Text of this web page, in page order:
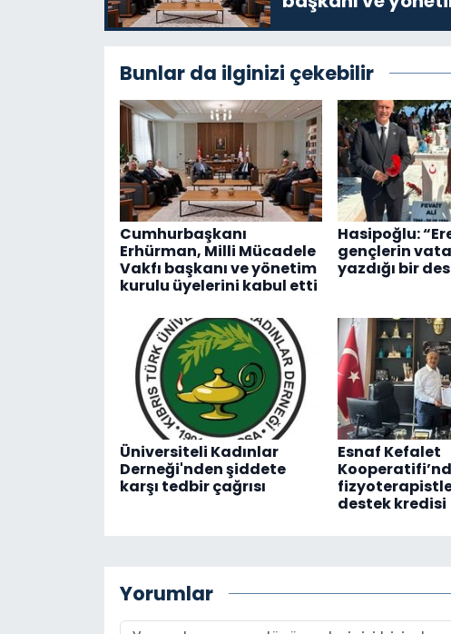
Bunlar da ilginizi çekebilir
Cumhurbaşkanı
Erhürman, Milli Mücadele
Vakfı başkanı ve yönetim
kurulu üyelerini kabul etti
Hasipoğlu:
gençlerin
yazdığı bir
Üniversiteli Kadınlar
Derneği'nden şiddete
karşı tedbir çağrısı
Esnaf Kefalet
destek kredisi
Yorumlar